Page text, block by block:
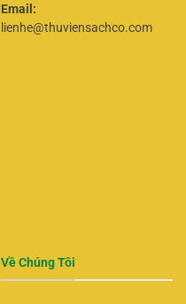
Email:
lienhe@thuviensachco.com
Về Chúng Tôi